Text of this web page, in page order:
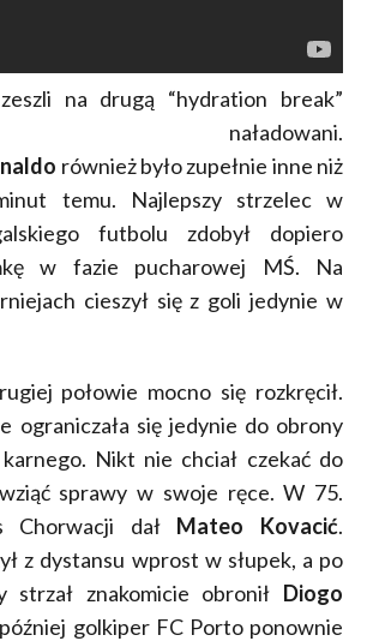
na drugą “hydration break”
naładowani.
również było zupełnie inne niż
temu. Najlepszy strzelec w
futbolu zdobył dopiero
w fazie pucharowej MŚ. Na
cieszył się z goli jedynie w
połowie mocno się rozkręcił.
ograniczała się jedynie do obrony
Nikt nie chciał czekać do
sprawy w swoje ręce. W 75.
Chorwacji dał Mateo Kovacić.
z dystansu wprost w słupek, a po
strzał znakomicie obronił Diogo
golkiper FC Porto ponownie